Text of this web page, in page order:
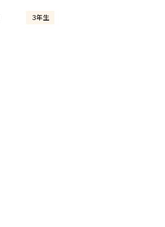
３年生